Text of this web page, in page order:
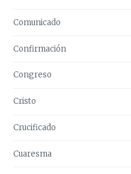
Comunicado
Confirmación
Congreso
Cristo
Crucificado
Cuaresma